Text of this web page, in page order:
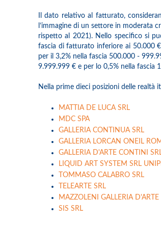
Il dato relativo al fatturato,
l’immagine di un settore in moderata
rispetto al 2021). Nello specifico si
fascia di fatturato inferiore ai 50.000
per il 3,2% nella fascia 500.000 -
9.999.999 € e per lo 0,5% nella fascia
Nella prime dieci posizioni delle realtà
MATTIA DE LUCA SRL
MDC SPA
GALLERIA CONTINUA SRL
GALLERIA LORCAN ONEIL
GALLERIA D'ARTE CONTINI
LIQUID ART SYSTEM SRL
TOMMASO CALABRO SRL
TELEARTE SRL
MAZZOLENI GALLERIA D'ARTE
SIS SRL